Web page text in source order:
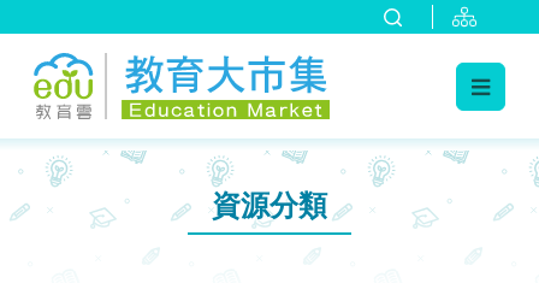
資源分類